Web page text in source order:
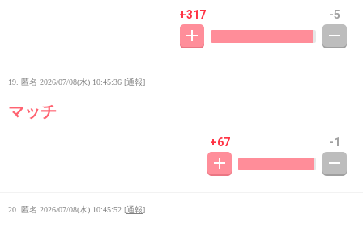
+317 -5
19. 匿名 2026/07/08(水) 10:45:36 [通報]
マッチ
+67 -1
20. 匿名 2026/07/08(水) 10:45:52 [通報]